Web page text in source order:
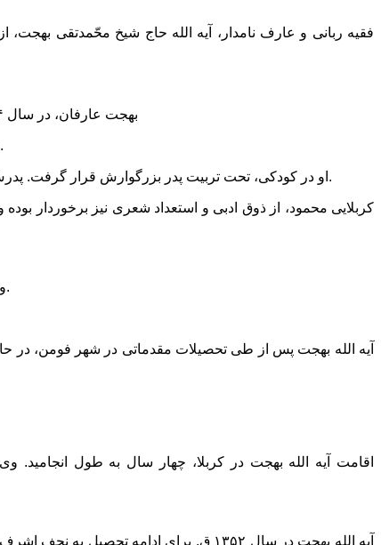
فقیه ربانى و عارف نامدار، آیه الله حاج شیخ محّمدتقى
بهجت عارفان، در سال ۱۳۳۴ق. (احتمالاً ۱۳۳۲ق.) در میان خانواده اى متدین، مذهبى و دوستدار خاندان عصمت(علیه السلام) در شهرستان فومن دیده به جهان گشود.
وى در همان ابتداى کودکى، یعنى در ۱۶ ماهگى، مادر پاکدامن و مهربان خویش را از دست داد و طعم تلخ یتیمى را در همان کودکى چشیده است.
او در کودکى، تحت تربیت پدر بزرگوارش قرار گرفت. پدرش، کربلایى محمود، از مردان نیک و خوشنام فومنات بود و از طریق ساختن نوعى کلوچه سنتى و محلى مخصوص فومنات، امرارمعاش مى کرد.
کربلایى محمود، از ذوق ادبى و استعداد شعرى نیز برخوردار
وى قرآن و علوم متداول آن عصر را در مکتب خانه زادگاه خویش به خوبى فرا گرفت و با اشتیاق فراوانى به تحصیل علوم اسلامى همّت گماشت.
اقامت آیه الله بهجت در کربلا، چهار سال به طول
آیه الله بهجت در سال ۱۳۵۲ ق. براى